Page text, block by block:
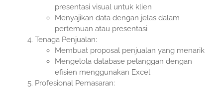
presentasi visual untuk klien
Menyajikan data dengan jelas dalam
pertemuan atau presentasi
Tenaga Penjualan:
Membuat proposal penjualan yang menarik
Mengelola database pelanggan dengan
efisien menggunakan Excel
Profesional Pemasaran: